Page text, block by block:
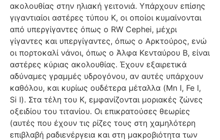
ακολουθίας στην ηλιακή γειτονιά. Υπάρχουν επίσης
γιγαντιαίοι αστέρες τύπου Κ, οι οποίοι κυμαίνονται
από υπεργίγαντες όπως ο RW Cephei, μέχρι
γίγαντες και υπεργίγαντες, όπως ο Αρκτούρος, ενώ
οι πορτοκαλί νάνοι, όπως ο Άλφα Κενταύρου Β, είναι
αστέρες κύριας ακολουθίας. Έχουν εξαιρετικά
αδύναμες γραμμές υδρογόνου, αν αυτές υπάρχουν
καθόλου, και κυρίως ουδέτερα μέταλλα (Mn I, Fe I,
Si I). Στα τέλη του Κ, εμφανίζονται μοριακές ζώνες
οξειδίου του τιτανίου. Οι επικρατούσες θεωρίες
(αυτές που έχουν τις ρίζες τους στη χαμηλότερη
επιβλαβή ραδιενέργεια και στη μακροβιότητα των